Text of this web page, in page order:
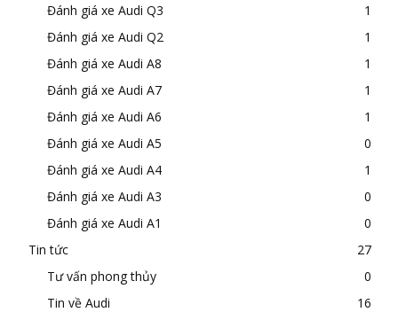
Đánh giá xe Audi Q3
1
Đánh giá xe Audi Q2
1
Đánh giá xe Audi A8
1
Đánh giá xe Audi A7
1
Đánh giá xe Audi A6
1
Đánh giá xe Audi A5
0
Đánh giá xe Audi A4
1
Đánh giá xe Audi A3
0
Đánh giá xe Audi A1
0
Tin tức
27
Tư vấn phong thủy
0
Tin về Audi
16